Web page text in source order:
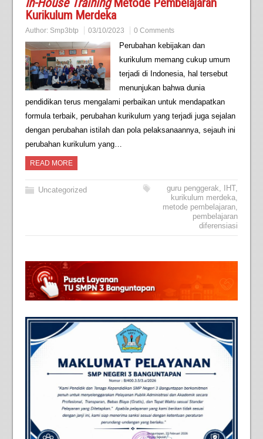
In-House TrainingMetode Pembelajaran
Kurikulum Merdeka
Author: Smp3btp 03/10/2023 0 Comments
Perubahan kebijakan dan
kurikulum memang cukup umum
terjadi di Indonesia, hal tersebut
menunjukan bahwa dunia
pendidikan terus mengalami perbaikan untuk mendapatkan
formula terbaik, perubahan kurikulum yang terjadi juga sejalan
dengan perubahan istilah dan pola pelaksanaannya, sejauh ini
perubahan kurikulum yang…
READ MORE
Uncategorized guru penggerak, IHT,
kurikulum merdeka,
metode pembelajaran,
pembelajaran
diferensiasi